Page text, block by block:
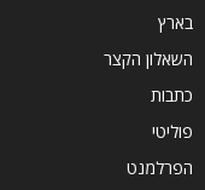
בארץ
השאלון הקצר
כתבות
פוליטי
הפרלמנט